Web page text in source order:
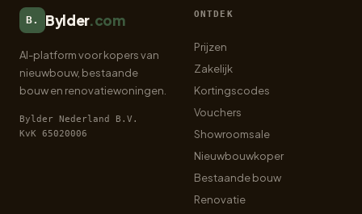
B. Bylder.com
AI-platform voor kopers van
nieuwbouw, bestaande
bouw en renovatiewoningen.
Bylder Nederland B.V.
KvK 65020006
ONTDEK
Prijzen
Zakelijk
Kortingscodes
Vouchers
Showroomsale
Nieuwbouwkoper
Bestaande bouw
Renovatie